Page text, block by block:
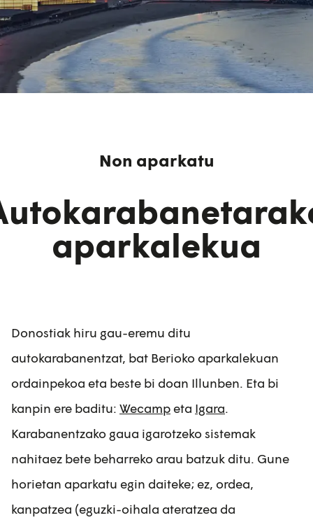
Non aparkatu
aparkalekua
Donostiak hiru gau-eremu ditu
autokarabanentzat, bat Berioko aparkalekuan
ordainpekoa eta beste bi doan Illunben. Eta bi
kanpin ere baditu: Wecampeta Igara.
Karabanentzako gaua igarotzeko sistemak
nahitaez bete beharreko arau batzuk ditu. Gune
horietan aparkatu egin daiteke; ez, ordea,
kanpatzea (eguzki-oihala ateratzea da